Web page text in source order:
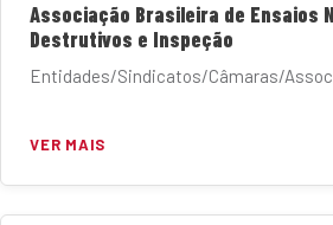
Associação Brasileira de Ensaios
Destrutivos e Inspeção
Entidades/Sindicatos/Câmaras/
VER MAIS